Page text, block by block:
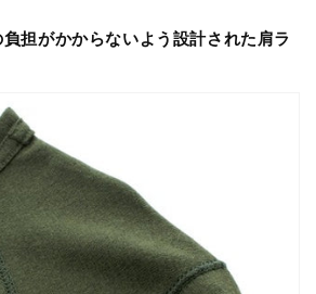
担がかからないよう設計された肩ラ